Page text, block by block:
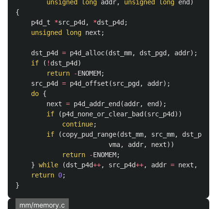
unsigned
long addr, unsigned long end )
{
p4d_t
*src_p4d , *dst_p4d ;
unsigned
long next ;
dst_p4d = p4d_alloc(dst_mm, dst_pgd , addr);
if
( ! dst_p4d )
return
-ENOMEM;
src_p4d
= p4d_offset (src_pgd , addr);
do {
next = p4d_addr_end (addr, end );
if
(p4d_none_or_clear_bad (src_p4d ))
continue;
if
(copy_pud_range(dst_mm, src_mm, dst_p4d
vma, addr, next))
return
-ENOMEM;
} while (dst_p4d++, src_p4d++, addr = next ,
return 0;
}
mm/memory.c